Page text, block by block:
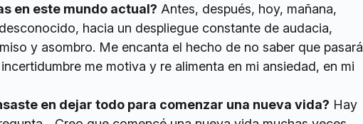
en este mundo actual? Antes, después, hoy, mañana,
hacia un despliegue constante de audacia,
y asombro. Me encanta el hecho de no saber que pasará
me motiva y re alimenta en mi ansiedad, en mi
en dejar todo para comenzar una nueva vida? Hay